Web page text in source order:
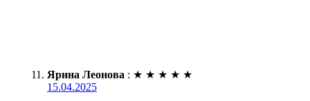
Ярина Леонова : ★ ★ ★ ★ ★
15.04.2025